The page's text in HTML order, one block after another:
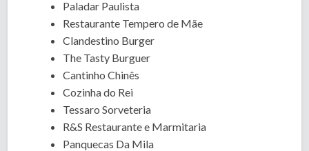
Paladar Paulista
Restaurante Tempero de Mãe
Clandestino Burger
The Tasty Burguer
Cantinho Chinês
Cozinha do Rei
Tessaro Sorveteria
R&S Restaurante e Marmitaria
Panquecas Da Mila